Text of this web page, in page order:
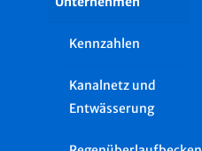
Kennzahlen
Kanalnetz und
Entwässerung